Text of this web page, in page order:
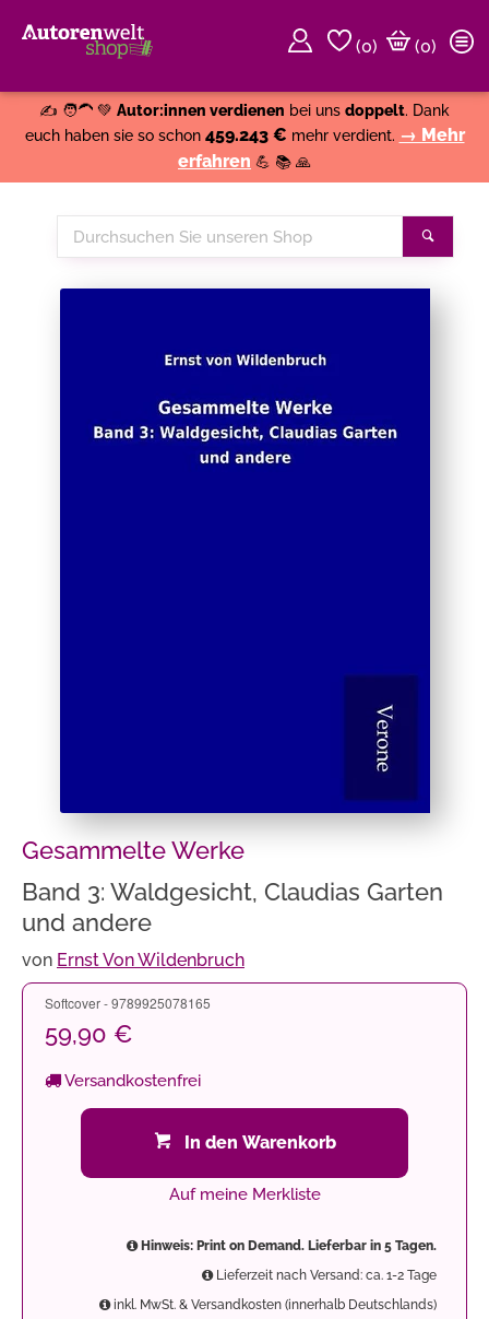
(0)
(0)
✍️ 🧑‍🦱 💚 Autor:innen verdienen bei uns doppelt. Dank
euch haben sie so schon 459.243 € mehr verdient. → Mehr
erfahren 💪 📚 🙏
Durchsuchen
Sie
Gesammelte Werke
Band 3: Waldgesicht, Claudias Garten
und andere
von Ernst Von Wildenbruch
Softcover - 9789925078165
59,90 €
Versandkostenfrei
In den Warenkorb
Auf meine Merkliste
Hinweis: Print on Demand. Lieferbar in 5 Tagen.
Lieferzeit nach Versand: ca. 1-2 Tage
inkl. MwSt. & Versandkosten (innerhalb Deutschlands)